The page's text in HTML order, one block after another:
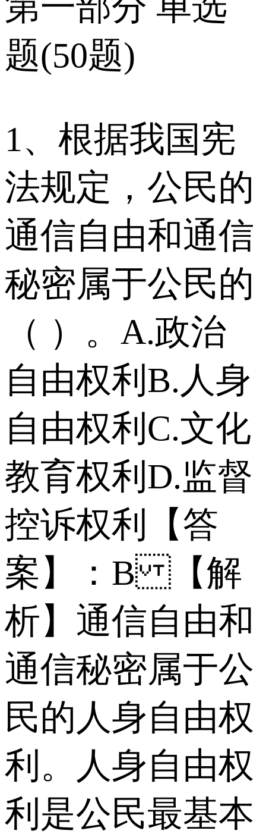
题(50题)
1、根据我国宪
法规定，公民的
通信自由和通信
秘密属于公民的
（ ）。 A.政治
自由权利 B.人身
自由权利 C.文化
教育权利 D.监督
控诉权利 【答
案】：B 【解
析】通信自由和
通信秘密属于公
民的人身自由权
利。人身自由权
利是公民最基本